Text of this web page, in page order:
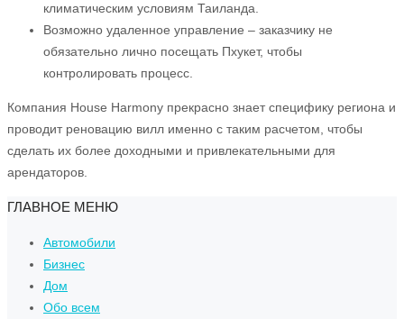
климатическим условиям Таиланда.
Возможно удаленное управление – заказчику не
обязательно лично посещать Пхукет, чтобы
контролировать процесс.
Компания House Harmony прекрасно знает специфику региона и
проводит реновацию вилл именно с таким расчетом, чтобы
сделать их более доходными и привлекательными для
арендаторов.
ГЛАВНОЕ МЕНЮ
Автомобили
Бизнес
Дом
Обо всем